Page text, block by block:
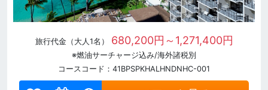
旅行代金（大人1名） 680,200円～1,271,400円
※燃油サーチャージ込み/海外諸税別
コースコード：41BPSPKHALHNDNHC-001